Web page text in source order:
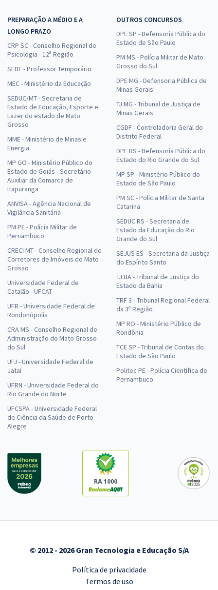
PREPARAÇÃO A MÉDIO E A
LONGO PRAZO
CRP SC - Conselho Regional de
Psicologia - 12ª Região
SEDF - Professor Temporário
MEC - Ministério da Educação
SEDUC/MT - Secretaria de
Estado de Educação, Esporte e
Lazer do estado de Mato
Grosso
MME - Ministério de Minas e
Energia
MP GO - Ministério Público do
Estado de Goiás - Secretário
Auxiliar da Comarca de
Itapuranga
ANVISA - Agência Nacional de
Vigilância Sanitária
PM PE - Polícia Militar de
Pernambuco
CRECI MT - Conselho Regional de
Corretores de Imóveis do Mato
Grosso
Universidade Federal de
Catalão - UFCAT
UFR - Universidade Federal de
Rondonópolis
CRA MS - Conselho Regional de
Administração do Mato Grosso
do Sul
UFJ - Universidade Federal de
Jataí
UFRN - Universidade Federal do
Rio Grande do Norte
UFCSPA - Universidade Federal
de Ciência da Saúde de Porto
Alegre
OUTROS CONCURSOS
DPE SP - Defensoria Pública do
Estado de São Paulo
PM MS - Polícia Militar de Mato
Grosso do Sul
DPE MG - Defensoria Pública de
Minas Gerais
TJ MG - Tribunal de Justiça de
Minas Gerais
CGDF - Controladoria Geral do
Distrito Federal
DPE RS - Defensoria Pública do
Estado do Rio Grande do Sul
MP SP - Ministério Público do
Estado de São Paulo
PM SC - Polícia Militar de Santa
Catarina
SEDUC RS - Secretaria de
Estado da Educação do Rio
Grande do Sul
SEJUS ES - Secretaria da Justiça
do Espírito Santo
TJ BA - Tribunal de Justiça do
Estado da Bahia
TRF 3 - Tribunal Regional Federal
da 3ª Região
MP RO - Ministério Público de
Rondônia
TCE SP - Tribunal de Contas do
Estado de São Paulo
Politec PE - Polícia Científica de
Pernambuco
RA 1000
© 2012 - 2026 Gran Tecnologia e Educação S/A
Política de privacidade
Termos de uso